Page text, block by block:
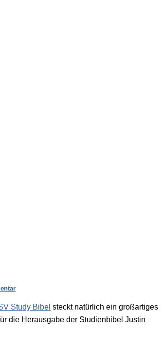
Study Bibel steckt natürlich ein großartiges
die Herausgabe der Studienbibel Justin